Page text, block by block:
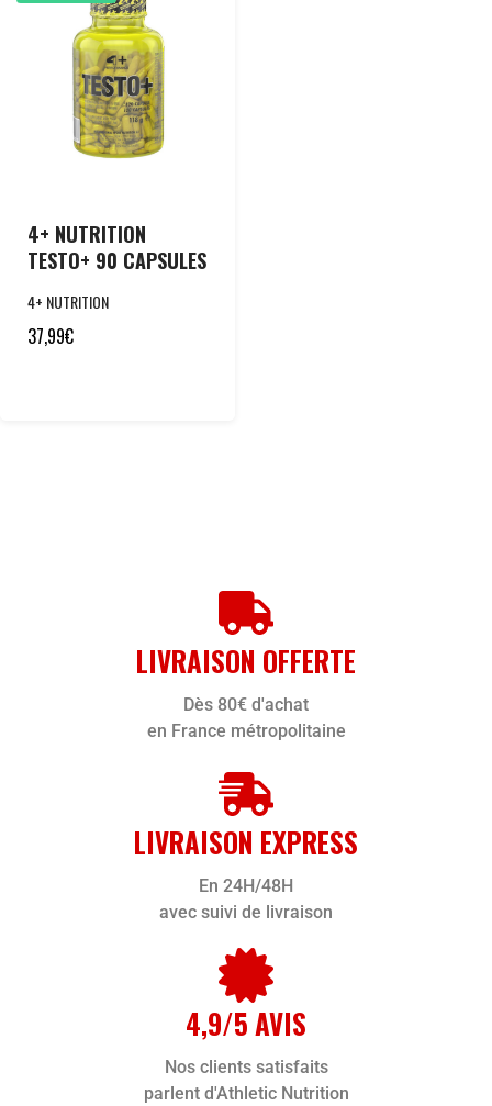
4+ NUTRITION
TESTO+ 90 CAPSULES
4+ NUTRITION
37,99€
LIVRAISON OFFERTE
Dès 80€ d'achat
en France métropolitaine
LIVRAISON EXPRESS
En 24H/48H
avec suivi de livraison
4,9/5 AVIS
Nos clients satisfaits
parlent d'Athletic Nutrition